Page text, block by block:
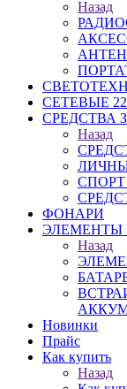
Назад
СЕТЕВЫЕ
СРЕДСТВА
Назад
ФОНАРИ
ЭЛЕМЕНТЫ
Назад
Новинки
Прайс
Как купить
Назад